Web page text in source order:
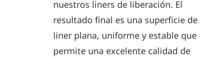
nuestros liners de liberación. El
resultado final es una superficie de
liner plana, uniforme y estable que
permite una excelente calidad de